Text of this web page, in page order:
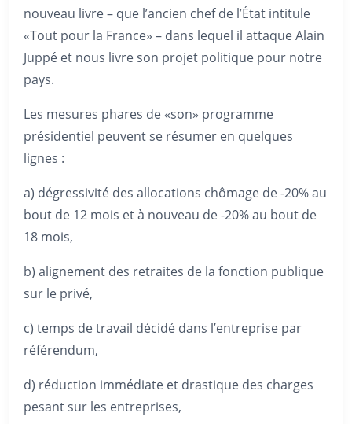
nouveau livre – que l’ancien chef de l’État intitule
«Tout pour la France» – dans lequel il attaque Alain
Juppé et nous livre son projet politique pour notre
pays.
Les mesures phares de «son» programme
présidentiel peuvent se résumer en quelques
lignes :
a) dégressivité des allocations chômage de -20% au
bout de 12 mois et à nouveau de -20% au bout de
18 mois,
b) alignement des retraites de la fonction publique
sur le privé,
c) temps de travail décidé dans l’entreprise par
référendum,
d) réduction immédiate et drastique des charges
pesant sur les entreprises,